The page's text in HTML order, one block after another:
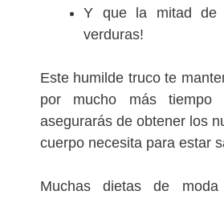
Y que la mitad de
verduras!
Este humilde truco te
por mucho más
asegurarás de obtener los
cuerpo necesita para estar
Muchas dietas de